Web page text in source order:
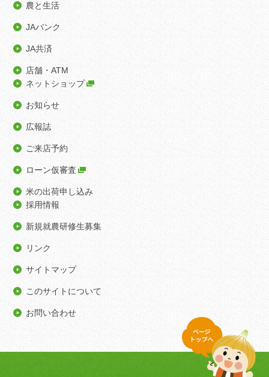
農と生活
JAバンク
JA共済
店舗・ATM
ネットショップ
お知らせ
広報誌
ご来店予約
ローン仮審査
米の出荷申し込み
採用情報
新規就農研修生募集
リンク
サイトマップ
このサイトについて
お問い合わせ